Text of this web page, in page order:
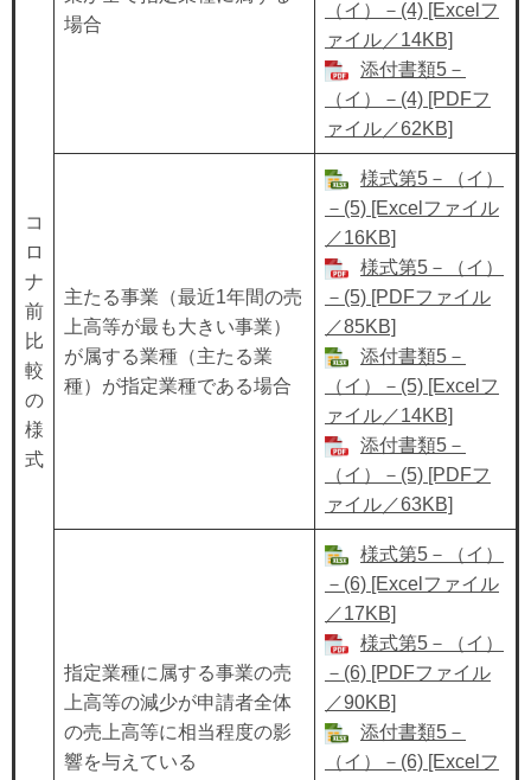
コ
ロ
ナ
前
比
較
の
様
式
場合
（イ）－(4) [Excelフ
ァイル／14KB]
添付書類5－
（イ）－(4) [PDFフ
ァイル／62KB]
主たる事業（最近1年間の売
上高等が最も大きい事業）
が属する業種（主たる業
種）が指定業種である場合
様式第5－（イ）
－(5) [Excelファイル
／16KB]
様式第5－（イ）
－(5) [PDFファイル
／85KB]
添付書類5－
（イ）－(5) [Excelフ
ァイル／14KB]
添付書類5－
（イ）－(5) [PDFフ
ァイル／63KB]
指定業種に属する事業の売
上高等の減少が申請者全体
の売上高等に相当程度の影
響を与えている
様式第5－（イ）
－(6) [Excelファイル
／17KB]
様式第5－（イ）
－(6) [PDFファイル
／90KB]
添付書類5－
（イ）－(6) [Excelフ